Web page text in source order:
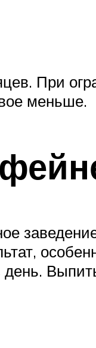
При
меньше.
день.